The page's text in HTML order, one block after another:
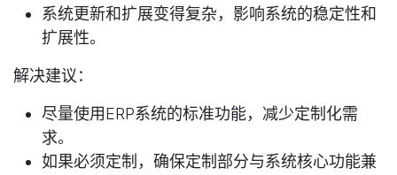
系统更新和扩展变得复杂，影响系统的稳定性和
扩展性。
解决建议：
尽量使用ERP系统的标准功能，减少定制化需
求。
如果必须定制，确保定制部分与系统核心功能兼